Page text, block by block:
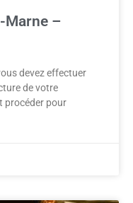
Marne –
devez effectuer
de votre
procéder pour